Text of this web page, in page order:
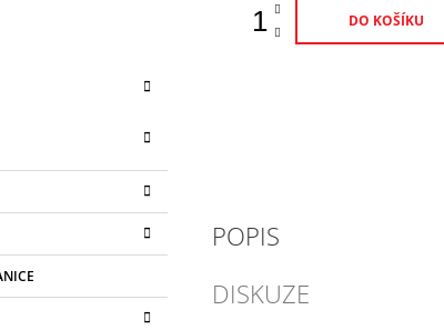
DO KOŠÍKU
POPIS
DISKUZE